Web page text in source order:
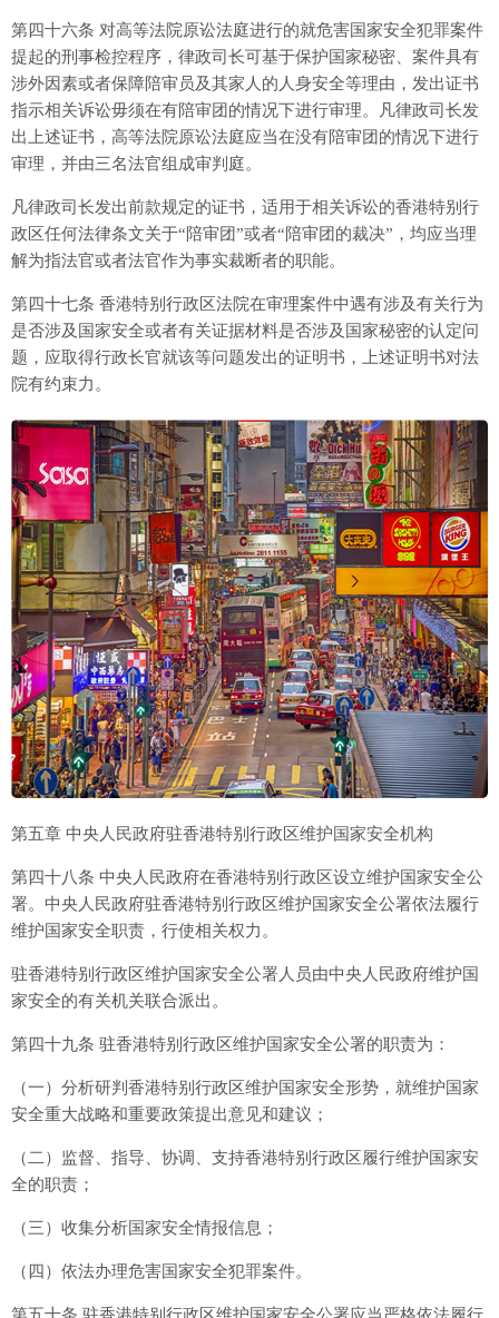
第四十六条 对高等法院原讼法庭进行的就危害国家安全犯罪案件
提起的刑事检控程序，律政司长可基于保护国家秘密、案件具有
涉外因素或者保障陪审员及其家人的人身安全等理由，发出证书
指示相关诉讼毋须在有陪审团的情况下进行审理。凡律政司长发
出上述证书，高等法院原讼法庭应当在没有陪审团的情况下进行
审理，并由三名法官组成审判庭。
凡律政司长发出前款规定的证书，适用于相关诉讼的香港特别行
政区任何法律条文关于“陪审团”或者“陪审团的裁决”，均应当理
解为指法官或者法官作为事实裁断者的职能。
第四十七条 香港特别行政区法院在审理案件中遇有涉及有关行为
是否涉及国家安全或者有关证据材料是否涉及国家秘密的认定问
题，应取得行政长官就该等问题发出的证明书，上述证明书对法
院有约束力。
第五章 中央人民政府驻香港特别行政区维护国家安全机构
第四十八条 中央人民政府在香港特别行政区设立维护国家安全公
署。中央人民政府驻香港特别行政区维护国家安全公署依法履行
维护国家安全职责，行使相关权力。
驻香港特别行政区维护国家安全公署人员由中央人民政府维护国
家安全的有关机关联合派出。
第四十九条 驻香港特别行政区维护国家安全公署的职责为：
（一）分析研判香港特别行政区维护国家安全形势，就维护国家
安全重大战略和重要政策提出意见和建议；
（二）监督、指导、协调、支持香港特别行政区履行维护国家安
全的职责；
（三）收集分析国家安全情报信息；
（四）依法办理危害国家安全犯罪案件。
第五十条 驻香港特别行政区维护国家安全公署应当严格依法履行